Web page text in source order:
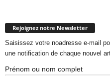
Rejoignez notre Newsletter
Saisissez votre noadresse e-mail
une notification de chaque nouvel
Prénom ou nom complet